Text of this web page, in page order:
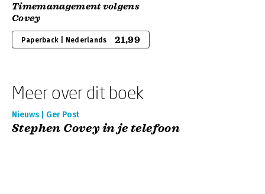
Timemanagement volgens
Covey
Paperback | Nederlands 21,99
Meer over dit boek
Nieuws | Ger Post
Stephen Covey in je telefoon